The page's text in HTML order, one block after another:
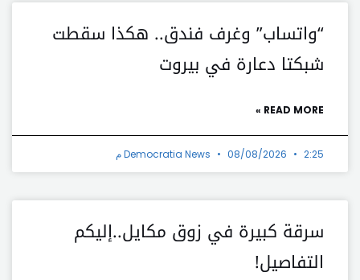
“واتساب” وغرف فندق.. هكذا سقطت
شبكتا دعارة في بيروت
READ MORE »
Democratia News 08/08/2026 2:25 م
سرقة كبيرة في زوق مكايل..إليكم
التفاصيل!